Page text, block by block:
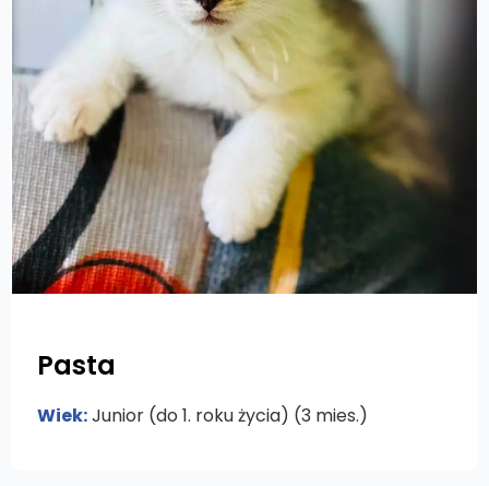
Pasta
Wiek:Junior (do 1. roku życia) (3 mies.)